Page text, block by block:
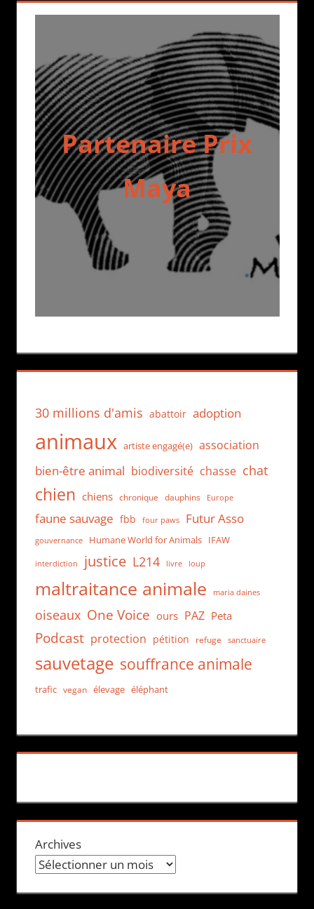
Partenaire Prix
Maya
30 millions d'amis abattoir adoption
animaux artiste engagé(e) association
bien-être animal biodiversité chasse chat
chien chiens chronique dauphins Europe
faune sauvage fbb four paws Futur Asso
gouvernance Humane World for Animals IFAW
interdiction justice L214 livre loup
maltraitance animale maria daines
oiseaux One Voice ours PAZ Peta
Podcast protection pétition refuge sanctuaire
sauvetage souffrance animale
trafic vegan élevage éléphant
Archives